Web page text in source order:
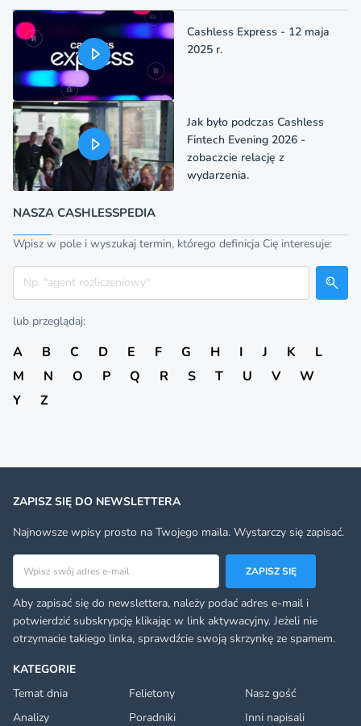
Cashless Express - 12 maja
2025 r.
Jak było podczas Cashless
Fintech Evening 2026 -
zobaczcie relację z
wydarzenia.
NASZA CASHLESSPEDIA
Wpisz w pole i wyszukaj termin, którego definicja Cię interesuje:
Szukaj
lub przeglądaj:
A B C D E F G H I J K
L
M
N O P Q R S T U V
W
Y
Z
KATEGORIE
Temat dnia
Felietony
Nasz gość
Analizy
Poradniki
Inni napisali
ZAPISZ SIĘ DO NEWSLETTERA
Najnowsze wpisy prosto na Twojego maila. Wystarczy się zapisać.
Adres email
ZAPISZ SIĘ
Aby zapisać się do newslettera, należy podać adres e-mail i
potwierdzić subskrypcję klikając w link aktywacyjny. Jeżeli nie
otrzymacie takiego linka, sprawdźcie swoją skrzynkę ze spamem.